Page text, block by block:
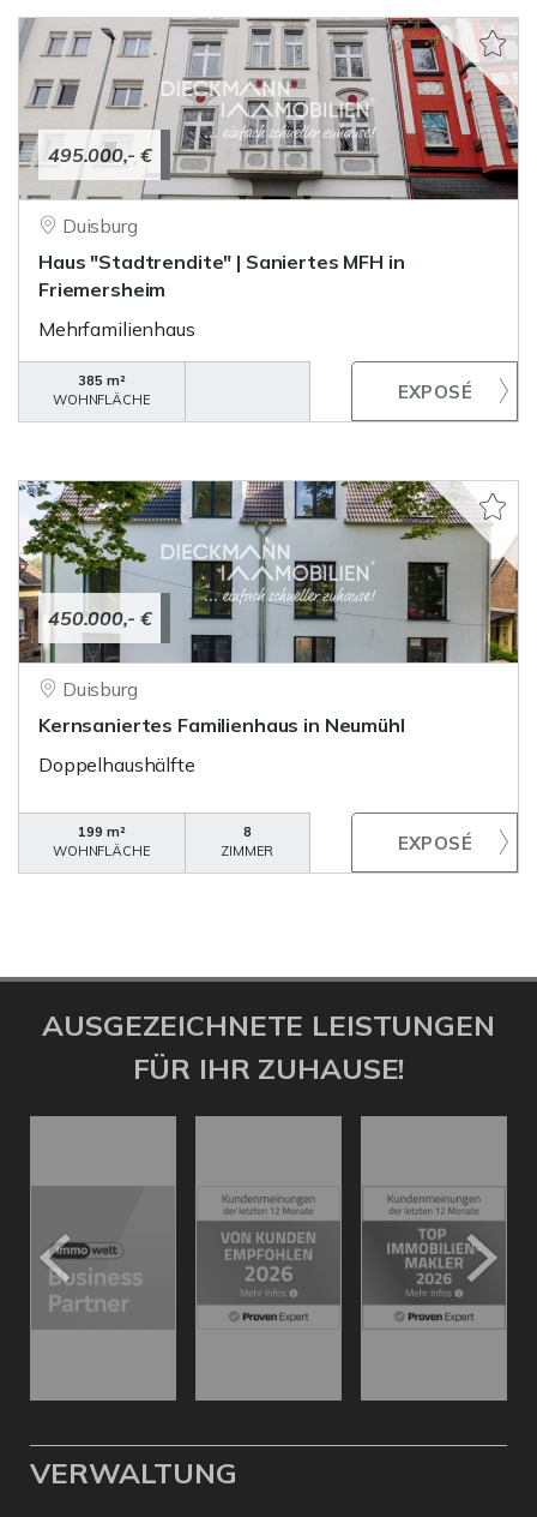
495.000,- €
Duisburg
Haus "Stadtrendite" | Saniertes MFH in
Friemersheim
Mehrfamilienhaus
385 m²
WOHNFLÄCHE
450.000,- €
Duisburg
Kernsaniertes Familienhaus in Neumühl
Doppelhaushälfte
199 m²
WOHNFLÄCHE
8
ZIMMER
AUSGEZEICHNETE LEISTUNGEN
FÜR IHR ZUHAUSE!
VERWALTUNG